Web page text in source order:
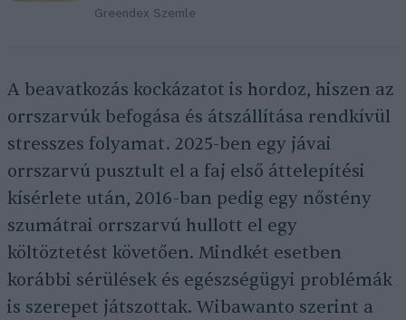
Greendex Szemle
A beavatkozás kockázatot is hordoz, hiszen az
orrszarvúk befogása és átszállítása rendkívül
stresszes folyamat. 2025-ben egy jávai
orrszarvú pusztult el a faj első áttelepítési
kísérlete után, 2016-ban pedig egy nőstény
szumátrai orrszarvú hullott el egy
költöztetést követően. Mindkét esetben
korábbi sérülések és egészségügyi problémák
is szerepet játszottak. Wibawanto szerint a